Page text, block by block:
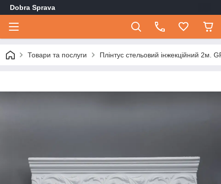
Dobra Sprava
Товари та послуги Плінтус стельовий інжекційний 2м.